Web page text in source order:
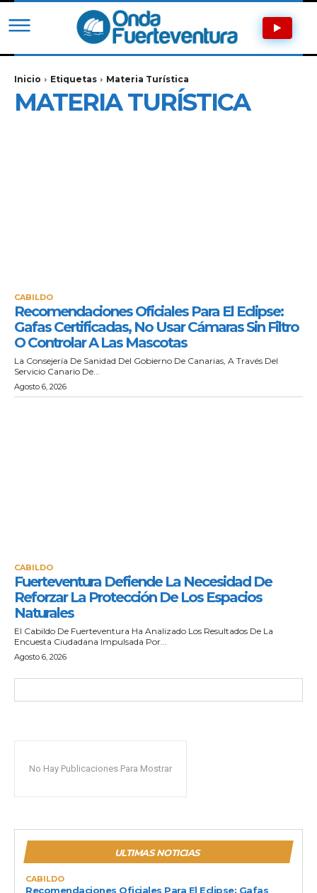
Inicio Etiquetas Materia Turística
MATERIA TURÍSTICA
CABILDO
Recomendaciones Oficiales Para El Eclipse:
Gafas Certificadas, No Usar Cámaras Sin Filtro
O Controlar A Las Mascotas
La Consejería De Sanidad Del Gobierno De Canarias, A Través Del
Servicio Canario De...
Agosto 6, 2026
CABILDO
Fuerteventura Defiende La Necesidad De
Reforzar La Protección De Los Espacios
Naturales
El Cabildo De Fuerteventura Ha Analizado Los Resultados De La
Encuesta Ciudadana Impulsada Por...
Agosto 6, 2026
No Hay Publicaciones Para Mostrar
ULTIMAS NOTICIAS
CABILDO
Recomendaciones Oficiales Para El Eclipse: Gafas